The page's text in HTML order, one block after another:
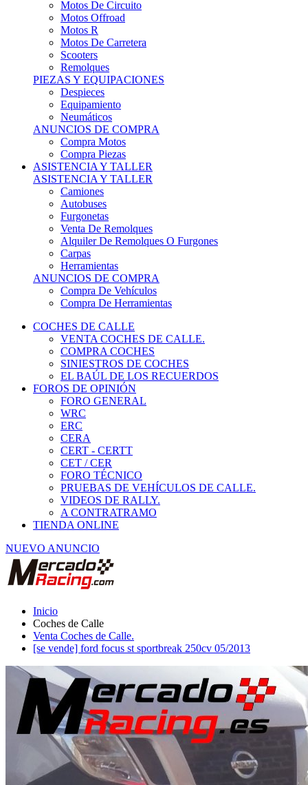
Motos R
Motos De Carretera
Scooters
Remolques
PIEZAS Y EQUIPACIONES
Despieces
Equipamiento
Neumáticos
ANUNCIOS DE COMPRA
Compra Motos
Compra Piezas
ASISTENCIA Y TALLER
ASISTENCIA Y TALLER
Camiones
Autobuses
Furgonetas
Venta De Remolques
Alquiler De Remolques O Furgones
Carpas
Herramientas
ANUNCIOS DE COMPRA
Compra De Vehículos
Compra De Herramientas
COCHES DE CALLE
VENTA COCHES DE CALLE.
COMPRA COCHES
SINIESTROS DE COCHES
EL BAÚL DE LOS RECUERDOS
FOROS DE OPINIÓN
FORO GENERAL
WRC
ERC
CERA
CERT - CERTT
CET / CER
FORO TÉCNICO
PRUEBAS DE VEHÍCULOS DE CALLE.
VIDEOS DE RALLY.
A CONTRATRAMO
TIENDA ONLINE
NUEVO ANUNCIO
Coches de Calle
Venta Coches de Calle.
[se vende] ford focus st sportbreak 250cv 05/2013